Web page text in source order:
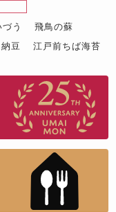
づう
飛鳥の蘇
豆
江戸前ちば海苔